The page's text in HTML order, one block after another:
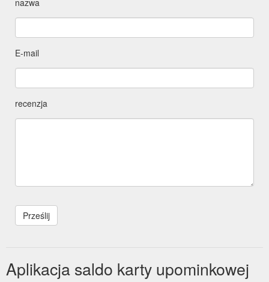
E-mail
recenzja
Aplikacja saldo karty upominkowej